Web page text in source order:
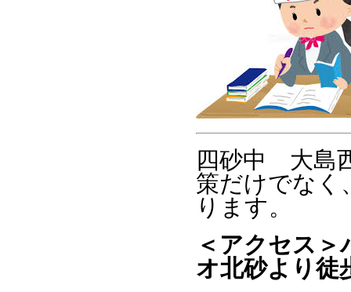
四砂中 大島
策だけでなく
ります。
＜アクセス
オ北砂より徒